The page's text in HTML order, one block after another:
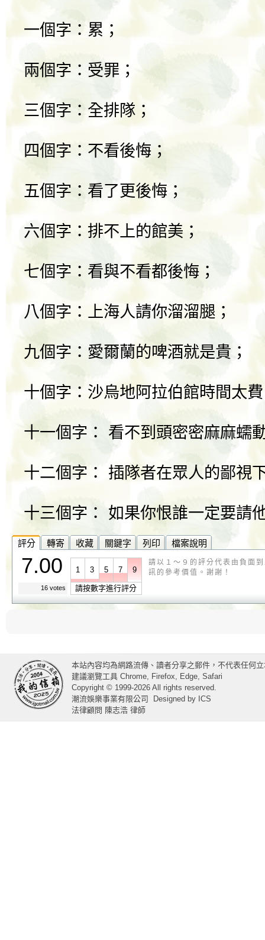
一個字：累；
兩個字：受罪；
三個字：全排隊；
四個字：不看後悔；
五個字：看了更後悔；
六個字：排不上的館美；
七個字：看與不看都後悔；
八個字：上海人請你溜溜腿；
九個字：愛爾蘭的啤酒就是貴；
十個字：沙烏地阿拉伯館時間太
十一個字： 看不到頭密密麻麻蠕
十二個字： 插隊者在眾人的鄙視
十三個字： 如果你恨誰一定要請
評分 轉寄 收藏 關鍵字 列印 檔案說明
7.00
16 votes
1 3 5 7 9
請按數字進行評分
請以１～９的評分代表由負面
訊的參考價值。謝謝！
本站內容均為網路流傳、讀者分享之郵件，不代表任何
建議瀏覽工具 Chrome, Firefox, Edge, Safari
Copyright © 1999-2026 All rights reserved.
潮流娛樂事業有限公司
Designed by ICS
法律顧問 陳志浩 律師